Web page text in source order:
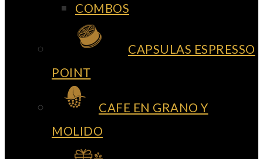
COMBOS
CAPSULAS ESPRESSO
POINT
CAFE EN GRANO Y
MOLIDO